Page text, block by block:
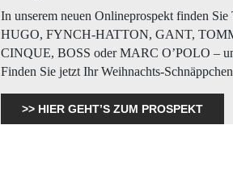
In unserem neuen Onlineprospekt finden
HUGO, FYNCH-HATTON, GANT,
CINQUE, BOSS oder MARC O’POLO –
Finden Sie jetzt Ihr Weihnachts-
>> HIER GEHT’S ZUM PROSPEKT